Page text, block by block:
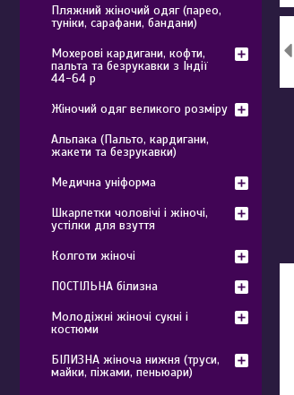
Пляжний жіночий одяг (парео,
туніки, сарафани, бандани)
Мохерові кардигани, кофти,
пальта та безрукавки з Індії
44-64 р
Жіночий одяг великого розміру
Альпака (Пальто, кардигани,
жакети та безрукавки)
Медична уніформа
Шкарпетки чоловічі і жіночі,
устілки для взуття
Колготи жіночі
ПОСТІЛЬНА білизна
Молодіжні жіночі сукні і
костюми
БІЛИЗНА жіноча нижня (труси,
майки, піжами, пеньюари)